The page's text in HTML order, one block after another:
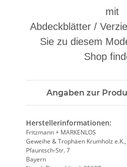
mit
Abdeckblätter /
Sie zu diesem
Shop
Angaben zur
Herstellerinformationen:
Fritzmann + MARKENLOS
Geweihe & Trophäen Krumholz
Pfauntsch-Str. 7
Bayern